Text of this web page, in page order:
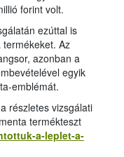
forint volt.
ezúttal is
Az
azonban a
egyik
emblémát.
részletes vizsgálati
termékteszt
a-leplet-a-